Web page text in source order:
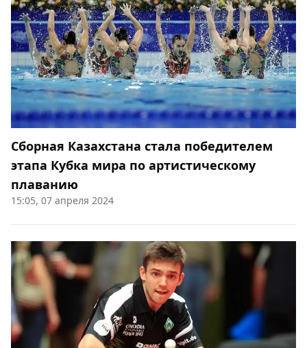
Сборная Казахстана стала победителем
этапа Кубка мира по артистическому
плаванию
15:05, 07 апреля 2024